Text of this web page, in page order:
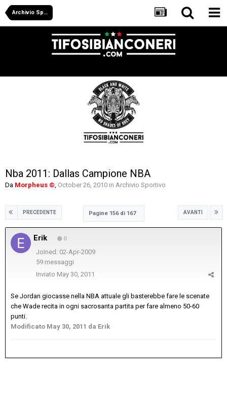
Archivio Sportivo
Nba 2011: Dallas Campione NBA
Da Morpheus ©, October 26, 2010 in Archivio Sportivo
PRECEDENTE AVANTI
Pagine 156 di 167
Erik 0
Joined: 02-Apr-2009
59 messaggi
Inviato May 30, 2011
Se Jordan giocasse nella NBA attuale gli basterebbe fare le scenate
che Wade recita in ogni sacrosanta partita per fare almeno 50-60
punti.
Modificato May 30, 2011 da Erik